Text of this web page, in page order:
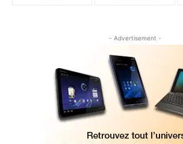
- Advertisement -